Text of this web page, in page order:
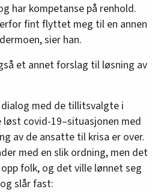
har kompetanse på renhold.
fint flyttet meg til en annen
sier han.
et annet forslag til løsning av
dialog med de tillitsvalgte i
løst covid-19–situasjonen med
av de ansatte til krisa er over.
med en slik ordning, men det
folk, og det ville lønnet seg
slår fast: